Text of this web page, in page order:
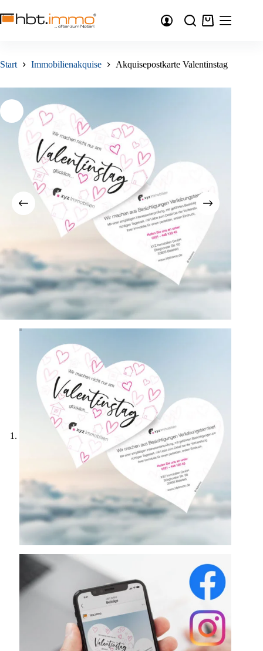
Inhalt
springen
Warenkorb
Start Immobilienakquise Akquisepostkarte Valentinstag